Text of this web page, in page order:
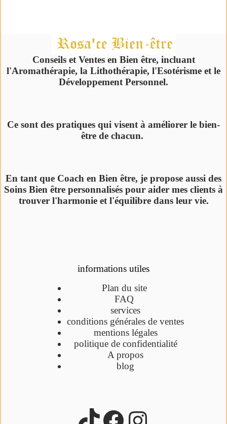
Conseils et Ventes en Bien être, incluant
l'Aromathérapie, la Lithothérapie, l'Esotérisme et le
Développement Personnel.
Ce sont des pratiques qui visent à améliorer le bien-
être de chacun.
En tant que Coach en Bien être, je propose aussi des
Soins Bien être personnalisés pour aider mes clients à
trouver l'harmonie et l'équilibre dans leur vie.
informations utiles
Plan du site
FAQ
services
conditions générales de ventes
mentions légales
politique de confidentialité
A propos
blog